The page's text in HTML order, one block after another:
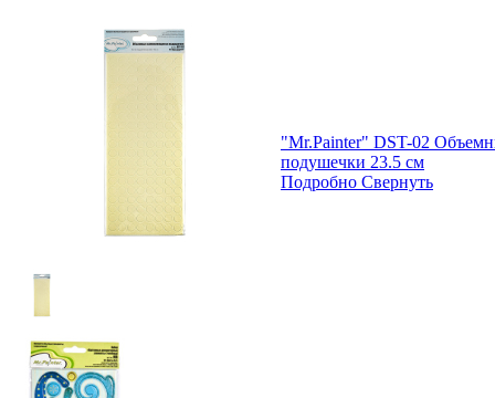
"Mr.Painter" DST-02
подушечки 23.5 см
Подробно Свернуть